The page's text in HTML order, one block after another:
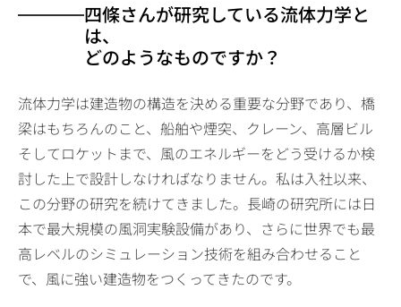
四條さんが研究している流体力学と
は、
どのようなものですか？
流体力学は建造物の構造を決める重要な分野であり、橋
梁はもちろんのこと、船舶や煙突、クレーン、高層ビル
そしてロケットまで、風のエネルギーをどう受けるか検
討した上で設計しなければなりません。私は入社以来、
この分野の研究を続けてきました。長崎の研究所には日
本で最大規模の風洞実験設備があり、さらに世界でも最
高レベルのシミュレーション技術を組み合わせること
で、風に強い建造物をつくってきたのです。